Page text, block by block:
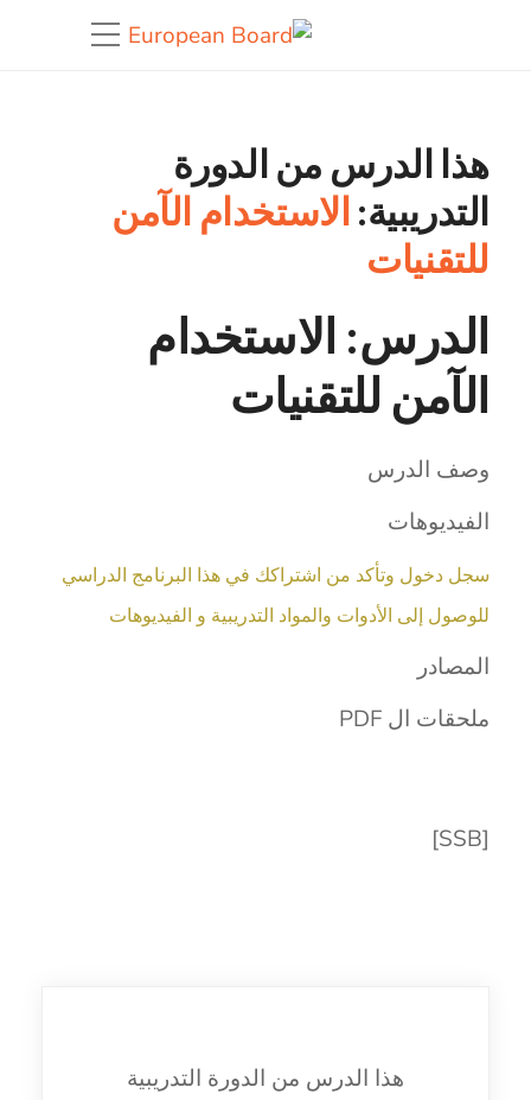
هذا الدرس من الدورة
التدريبية: الاستخدام الآمن
للتقنيات
الدرس: الاستخدام
الآمن للتقنيات
وصف الدرس
الفيديوهات
سجل دخول وتأكد من اشتراكك في هذا البرنامج الدراسي
للوصول إلى الأدوات والمواد التدريبية و الفيديوهات
المصادر
ملحقات ال PDF
[SSB]
هذا الدرس من الدورة التدريبية